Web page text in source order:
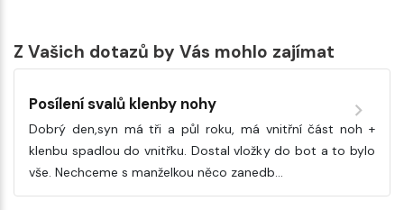
Z Vašich dotazů by Vás mohlo zajímat
Posílení svalů klenby nohy
Dobrý den,syn má tři a půl roku, má vnitřní část noh +
klenbu spadlou do vnitřku. Dostal vložky do bot a to bylo
vše. Nechceme s manželkou něco zanedb…